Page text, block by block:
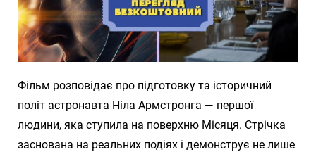
Фільм розповідає про підготовку та історичний
політ астронавта Ніла Армстронга — першої
людини, яка ступила на поверхню Місяця. Стрічка
заснована на реальних подіях і демонструє не лише